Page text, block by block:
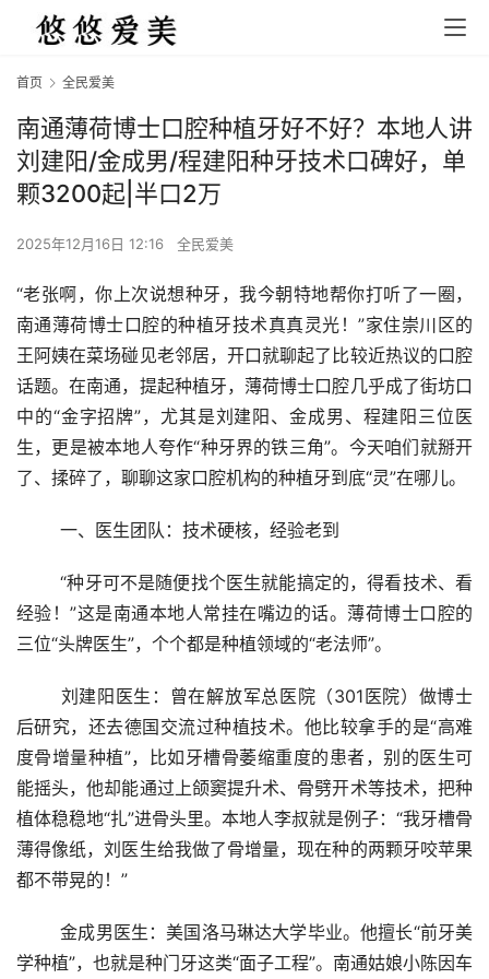
首页 全民爱美
南通薄荷博士口腔种植牙好不好？本地人讲
刘建阳/金成男/程建阳种牙技术口碑好，单
颗3200起|半口2万
2025年12月16日 12:16 全民爱美
“老张啊，你上次说想种牙，我今朝特地帮你打听了一圈，
南通薄荷博士口腔的种植牙技术真真灵光！”家住崇川区的
王阿姨在菜场碰见老邻居，开口就聊起了比较近热议的口腔
话题。在南通，提起种植牙，薄荷博士口腔几乎成了街坊口
中的“金字招牌”，尤其是刘建阳、金成男、程建阳三位医
生，更是被本地人夸作“种牙界的铁三角”。今天咱们就掰开
了、揉碎了，聊聊这家口腔机构的种植牙到底“灵”在哪儿。
	一、医生团队：技术硬核，经验老到
	“种牙可不是随便找个医生就能搞定的，得看技术、看
经验！”这是南通本地人常挂在嘴边的话。薄荷博士口腔的
三位“头牌医生”，个个都是种植领域的“老法师”。
后研究，还去德国交流过种植技术。他比较拿手的是“高难
度骨增量种植”，比如牙槽骨萎缩重度的患者，别的医生可
能摇头，他却能通过上颌窦提升术、骨劈开术等技术，把种
植体稳稳地“扎”进骨头里。本地人李叔就是例子：“我牙槽骨
薄得像纸，刘医生给我做了骨增量，现在种的两颗牙咬苹果
都不带晃的！”
	金成男医生：美国洛马琳达大学毕业。他擅长“前牙美
学种植”，也就是种门牙这类“面子工程”。南通姑娘小陈因车